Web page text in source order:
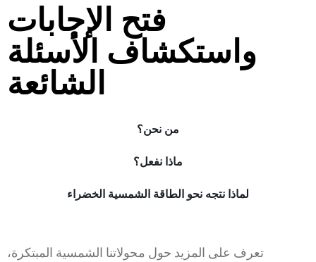
فتح الإجابات
واستكشاف الأسئلة
الشائعة
من نحن؟
ماذا نفعل؟
لماذا نتجه نحو الطاقة الشمسية الخضراء
تعرف على المزيد حول محولاتنا الشمسية المبتكرة،